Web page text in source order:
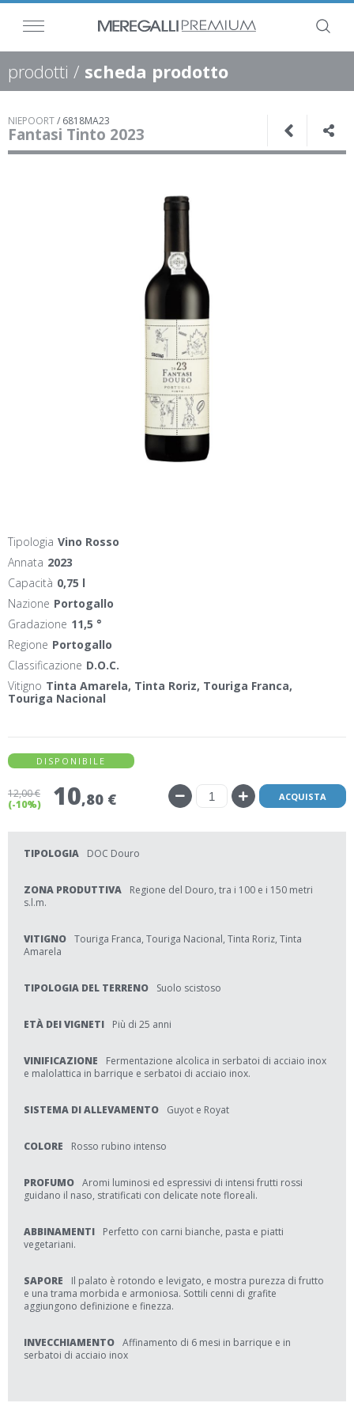
prodotti / scheda prodotto
NIEPOORT/ 6818MA23
Fantasi Tinto 2023
Tipologia Vino Rosso
Annata 2023
Capacità 0,75 l
Nazione Portogallo
Gradazione 11,5 °
Regione Portogallo
Classificazione D.O.C.
Vitigno Tinta Amarela, Tinta Roriz, Touriga Franca,
Touriga Nacional
DISPONIBILE
12,00 €
(-10%)
10,80 € ACQUISTA
TIPOLOGIA DOC Douro
ZONA PRODUTTIVA
Regione del Douro, tra i 100 e i 150 metri
s.l.m.
VITIGNO Touriga Franca, Touriga Nacional, Tinta Roriz, Tinta
Amarela
TIPOLOGIA DEL TERRENO Suolo scistoso
ETÀ DEI VIGNETI Più di 25 anni
VINIFICAZIONE
Fermentazione alcolica in serbatoi di acciaio inox
e malolattica in barrique e serbatoi di acciaio inox.
SISTEMA DI ALLEVAMENTO Guyot e Royat
COLORE Rosso rubino intenso
PROFUMO Aromi luminosi ed espressivi di intensi frutti rossi
guidano il naso, stratificati con delicate note floreali.
ABBINAMENTI
Perfetto con carni bianche, pasta e piatti
vegetariani.
SAPORE
Il palato è rotondo e levigato, e mostra purezza di frutto
e una trama morbida e armoniosa. Sottili cenni di grafite
aggiungono definizione e finezza.
INVECCHIAMENTO Affinamento di 6 mesi in barrique e in
serbatoi di acciaio inox